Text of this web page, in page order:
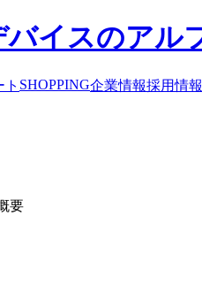
ト SHOPPING企業情報採用情報
要